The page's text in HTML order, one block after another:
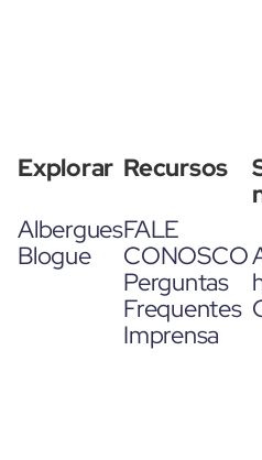
Explorar
Albergues
Blogue
Recursos
FALE
CONOSCO
Perguntas
Frequentes
Imprensa